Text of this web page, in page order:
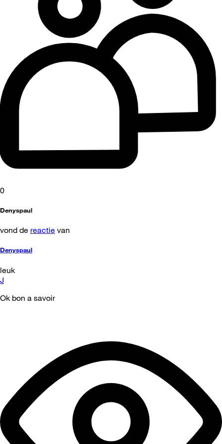
0
Denyspaul
vond de reactie van
Denyspaul
leuk
J
Ok bon a savoir